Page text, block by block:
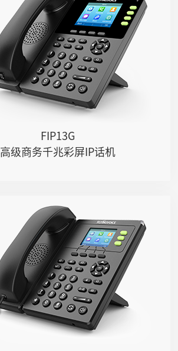
FIP13G
高级商务千兆彩屏IP话机
● 4个SIP账号，9个DSS键
● 双千兆网口，嵌入式2.4GHz Wi-Fi
● 高清音质，支持Opus等宽频编码
● PoE供电，USB通话录音
FIP11C/FIP11CP
● 3个SIP账号，6个DSS键
● 双百兆网口，嵌入式2.4GHz Wi-Fi
● 高清音质，支持Opus等宽频编码
● PoE供电（FIP11CP）